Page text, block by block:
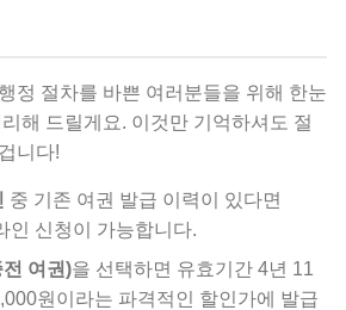
정 절차를 바쁜 여러분들을 위해 한눈
해 드릴게요. 이것만 기억하셔도 절
니다!
중 기존 여권 발급 이력이 있다면
인 신청이 가능합니다.
여권)을 선택하면 유효기간 4년 11
원이라는 파격적인 할인가에 발급